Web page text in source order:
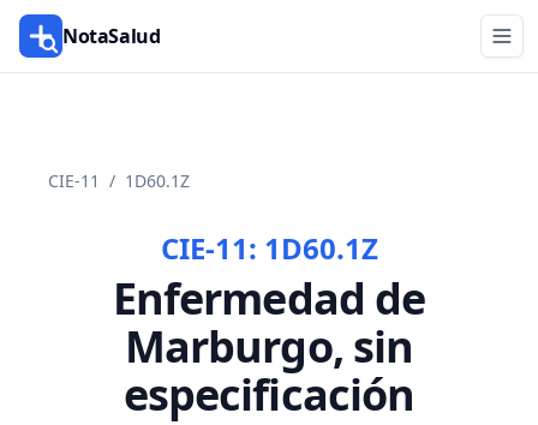
NotaSalud
CIE-11 / 1D60.1Z
CIE-11: 1D60.1Z
Enfermedad de
Marburgo, sin
especificación